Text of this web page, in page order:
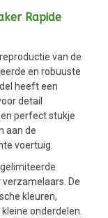
Rapide
van de
en robuuste
heeft een
detail
perfect stukje
aan de
voertuig.
De
kleuren,
onderdelen.